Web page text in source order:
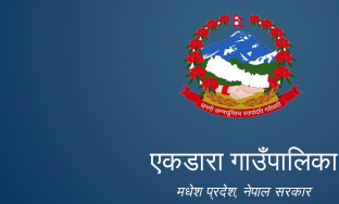
main
content
एकडारा गाउँपालिका
मधेश प्रदेश, नेपाल सरकार